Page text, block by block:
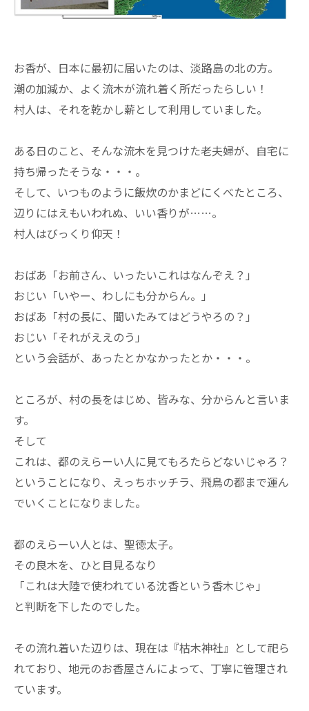
お香が、日本に最初に届いたのは、淡路島の北の方。
潮の加減か、よく流木が流れ着く所だったらしい！
村人は、それを乾かし薪として利用していました。
ある日のこと、そんな流木を見つけた老夫婦が、自宅に
持ち帰ったそうな・・・。
そして、いつものように飯炊のかまどにくべたところ、
辺りにはえもいわれぬ、いい香りが……。
村人はびっくり仰天！
おばあ「お前さん、いったいこれはなんぞえ？」
おじい「いやー、わしにも分からん。」
おばあ「村の長に、聞いたみてはどうやろの？」
おじい「それがええのう」
という会話が、あったとかなかったとか・・・。
ところが、村の長をはじめ、皆みな、分からんと言いま
す。
そして
これは、都のえらーい人に見てもろたらどないじゃろ？
ということになり、えっちホッチラ、飛鳥の都まで運ん
でいくことになりました。
都のえらーい人とは、聖徳太子。
その良木を、ひと目見るなり
「これは大陸で使われている沈香という香木じゃ」
と判断を下したのでした。
その流れ着いた辺りは、現在は『枯木神社』として祀ら
れており、地元のお香屋さんによって、丁寧に管理され
ています。